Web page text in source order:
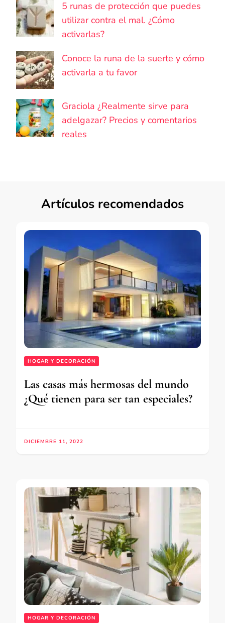
5 runas de protección que puedes
utilizar contra el mal. ¿Cómo
activarlas?
Conoce la runa de la suerte y cómo
activarla a tu favor
Graciola ¿Realmente sirve para
adelgazar? Precios y comentarios
reales
Artículos recomendados
HOGAR Y DECORACIÓN
Las casas más hermosas del mundo
¿Qué tienen para ser tan especiales?
DICIEMBRE 11, 2022
HOGAR Y DECORACIÓN